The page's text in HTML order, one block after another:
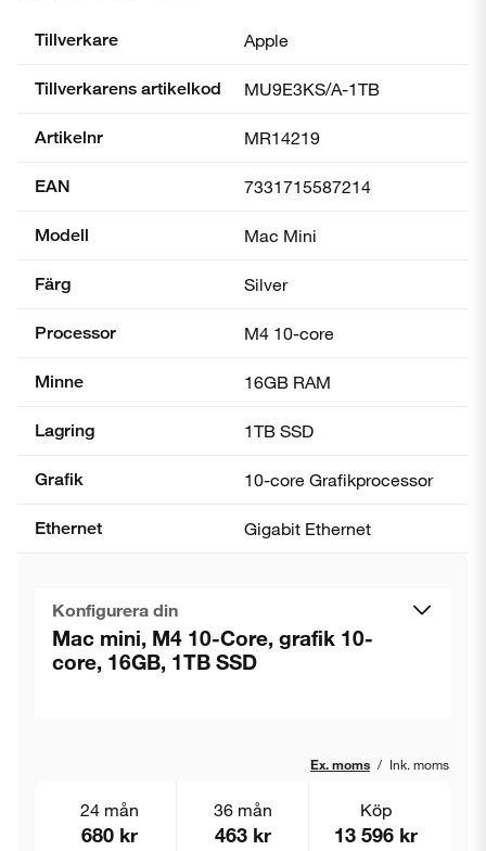
Tillverkare Apple
Tillverkarens artikelkod MU9E3KS/A-1TB
Artikelnr MR14219
EAN 7331715587214
Modell Mac Mini
Färg Silver
Processor M4 10-core
Minne 16GB RAM
Lagring 1TB SSD
Grafik 10-core Grafik­processor
Ethernet Gigabit Ethernet
Konfigurera din
Mac mini, M4 10-Core, grafik 10-
core, 16GB, 1TB SSD
Ex. moms / Ink. moms
24 mån
680 kr
36 mån
463 kr
Köp
13 596 kr